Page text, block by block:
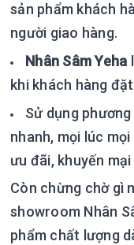
sản phẩm khách
người giao hàng.
Nhân Sâm Yeha
khi khách hàng
Sử dụng
nhanh, mọi lúc
ưu đãi, khuyến
Còn chừng chờ gì
showroom Nhân
phẩm chất lượng